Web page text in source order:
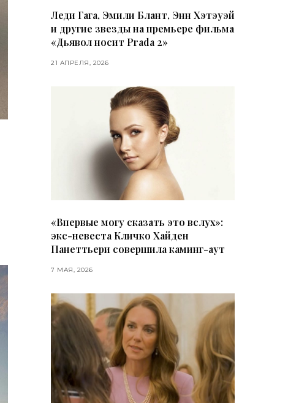
Леди Гага, Эмили Блант, Энн Хэтэуэй
и другие звезды на премьере фильма
«Дьявол носит Prada 2»
21 АПРЕЛЯ, 2026
«Впервые могу сказать это вслух»:
экс-невеста Кличко Хайден
Панеттьери совершила каминг-аут
7 МАЯ, 2026